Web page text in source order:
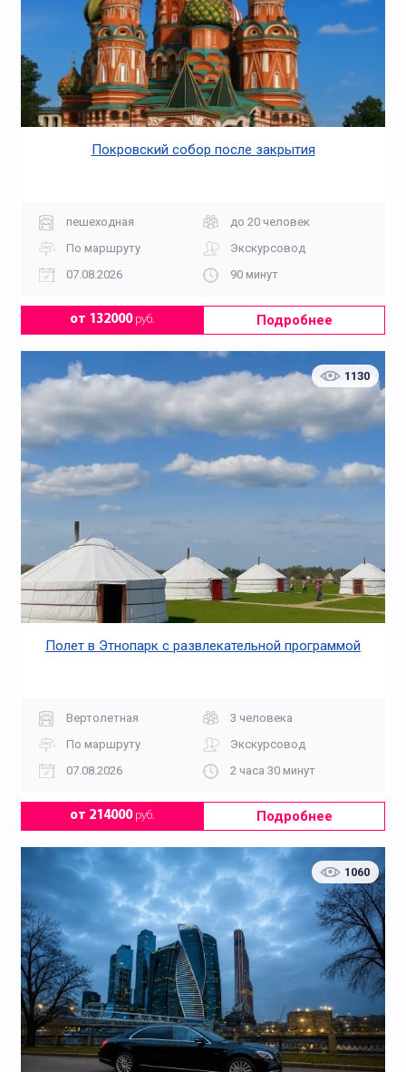
Покровский собор после закрытия
пешеходная
до 20 человек
По маршруту
Экскурсовод
07.08.2026
90 минут
от 132000руб. Подробнее
1130
Полет в Этнопарк с развлекательной программой
Вертолетная
3 человека
По маршруту
Экскурсовод
07.08.2026
2 часа 30 минут
от 214000руб. Подробнее
1060